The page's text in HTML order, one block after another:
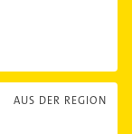
AUS DER REGION